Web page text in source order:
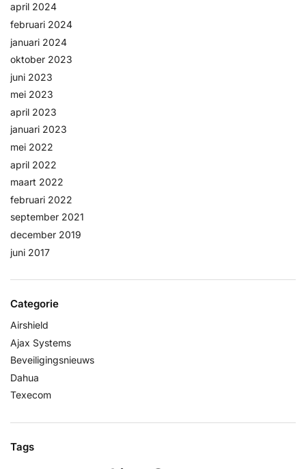
april 2024
februari 2024
januari 2024
oktober 2023
juni 2023
mei 2023
april 2023
januari 2023
mei 2022
april 2022
maart 2022
februari 2022
september 2021
december 2019
juni 2017
Categorie
Airshield
Ajax Systems
Beveiligingsnieuws
Dahua
Texecom
Tags